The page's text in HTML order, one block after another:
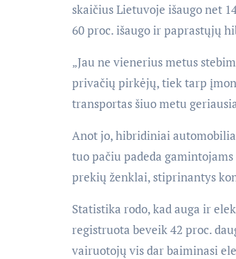
skaičius Lietuvoje išaugo net
60 proc. išaugo ir paprastųjų
„Jau ne vienerius metus
privačių pirkėjų, tiek tarp
transportas šiuo metu
Anot jo, hibridiniai
tuo pačiu padeda
prekių ženklai, stiprinantys
Statistika rodo, kad auga ir
registruota beveik 42 proc.
vairuotojų vis dar baiminasi